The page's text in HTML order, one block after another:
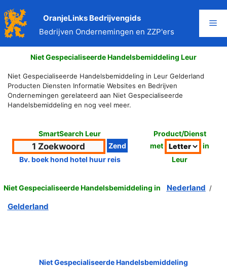
naar
de
inhoud
OranjeLinks Bedrijvengids
Bedrijven Ondernemingen en ZZP'ers
Niet Gespecialiseerde Handelsbemiddeling Leur
Niet Gespecialiseerde Handelsbemiddeling in Leur Gelderland
Producten Diensten Informatie Websites en Bedrijven
Ondernemingen gerelateerd aan Niet Gespecialiseerde
Handelsbemiddeling en nog veel meer.
SmartSearch Leur
Bv. boek hond hotel huur reis
Product/Dienst
met
in
Leur
Niet Gespecialiseerde Handelsbemiddeling in Nederland /
Gelderland
Niet Gespecialiseerde Handelsbemiddeling